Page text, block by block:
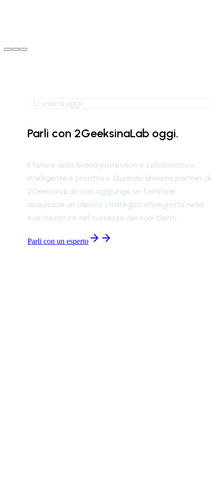
Si unisca oggi
Parli con 2GeeksinaLab oggi.
Il futuro della brand protection è collaborativo,
intelligente e proattivo. Quando diventa partner di
2GeeksinaLab non aggiunge un fornitore:
acquisisce un alleato strategico impegnato nella
sua crescita e nel successo dei suoi clienti.
Parli con un esperto